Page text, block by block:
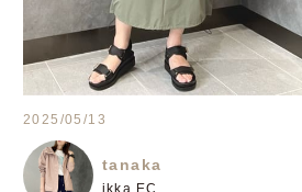
2025/05/13
tanaka
ikka EC